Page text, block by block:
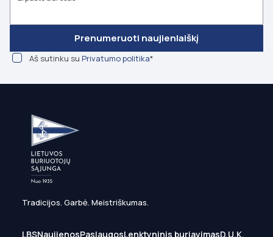
Prenumeruoti naujienlaiškį
Aš sutinku su Privatumo politika*
Tradicijos. Garbė. Meistriškumas.
LBSNaujienosPaslaugosLenktyninis buriavimasD.U.K.